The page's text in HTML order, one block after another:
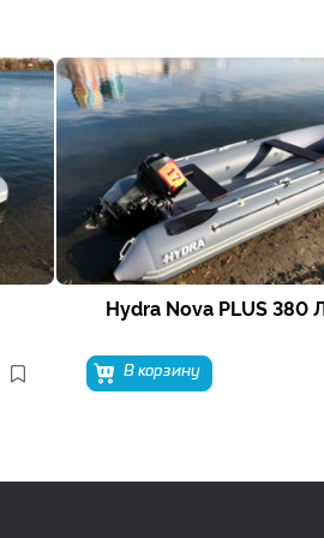
Hydra Nova PLUS 380
В корзину